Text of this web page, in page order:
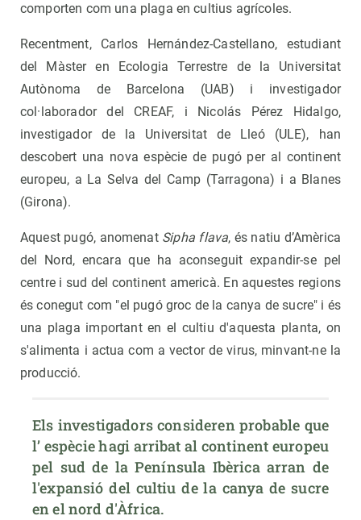
comporten com una plaga en cultius agrícoles.
Recentment, Carlos Hernández-Castellano, estudiant
del Màster en Ecologia Terrestre de la Universitat
Autònoma de Barcelona (UAB) i investigador
col·laborador del CREAF, i Nicolás Pérez Hidalgo,
investigador de la Universitat de Lleó (ULE), han
descobert una nova espècie de pugó per al continent
europeu, a La Selva del Camp (Tarragona) i a Blanes
(Girona).
Aquest pugó, anomenat Sipha flava, és natiu d’Amèrica
del Nord, encara que ha aconseguit expandir-se pel
centre i sud del continent americà. En aquestes regions
és conegut com "el pugó groc de la canya de sucre" i és
una plaga important en el cultiu d'aquesta planta, on
s'alimenta i actua com a vector de virus, minvant-ne la
producció.
Els investigadors consideren probable que
l’ espècie hagi arribat al continent europeu
pel sud de la Península Ibèrica arran de
l'expansió del cultiu de la canya de sucre
en el nord d'Àfrica.